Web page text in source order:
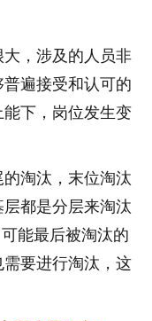
，涉及的人员非
遍接受和认可的
下，岗位发生变
淘汰，末位淘汰
都是分层来淘汰
能最后被淘汰的
要进行淘汰，这